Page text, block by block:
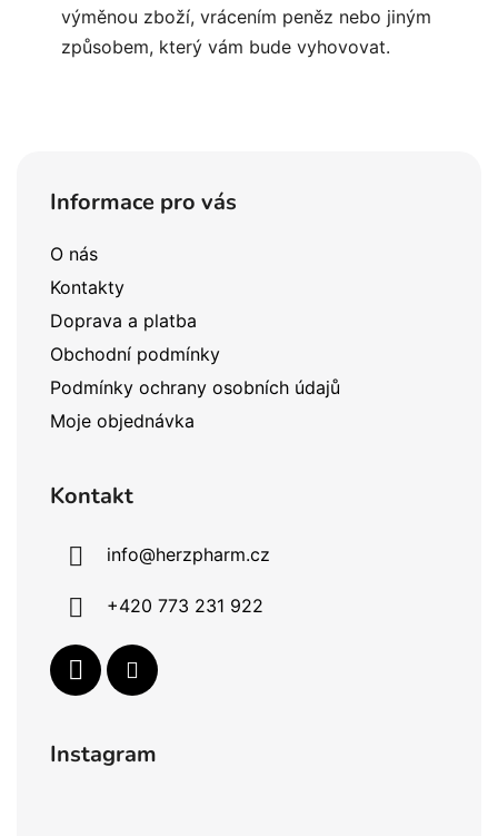
výměnou zboží, vrácením peněz nebo jiným
způsobem, který vám bude vyhovovat.
Informace pro vás
O nás
Kontakty
Doprava a platba
Obchodní podmínky
Podmínky ochrany osobních údajů
Moje objednávka
Kontakt
info@herzpharm.cz
+420 773 231 922
Instagram